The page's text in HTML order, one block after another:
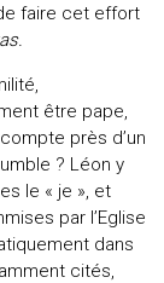
faire cet effort
être pape,
près d’un
? Léon y
le « je », et
par l’Eglise
dans
cités,